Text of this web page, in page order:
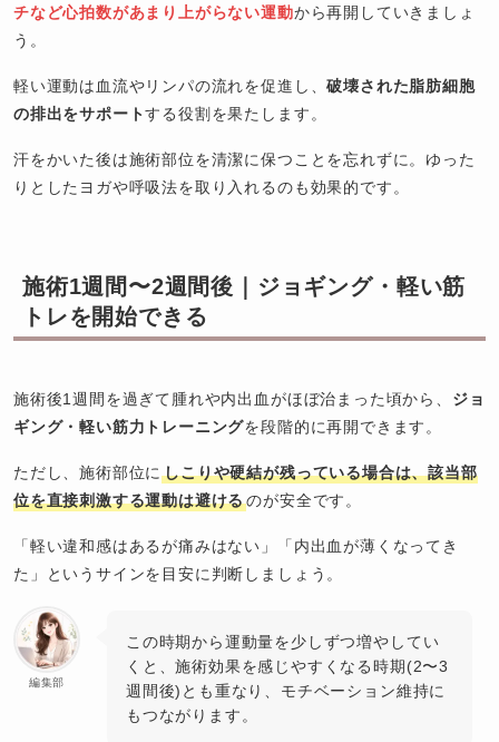
チなど心拍数があまり上がらない運動から再開していきましょ
う。
軽い運動は血流やリンパの流れを促進し、破壊された脂肪細胞
の排出をサポートする役割を果たします。
汗をかいた後は施術部位を清潔に保つことを忘れずに。ゆった
りとしたヨガや呼吸法を取り入れるのも効果的です。
施術1週間〜2週間後｜ジョギング・軽い筋
トレを開始できる
施術後1週間を過ぎて腫れや内出血がほぼ治まった頃から、 ジョ
ギング・軽い筋力トレーニングを段階的に再開できます。
ただし、施術部位にしこりや硬結が残っている場合は、該当部
位を直接刺激する運動は避けるのが安全です。
「軽い違和感はあるが痛みはない」「内出血が薄くなってき
た」というサインを目安に判断しましょう。
編集部
この時期から運動量を少しずつ増やしてい
くと、施術効果を感じやすくなる時期(2〜3
週間後)とも重なり、モチベーション維持に
もつながります。